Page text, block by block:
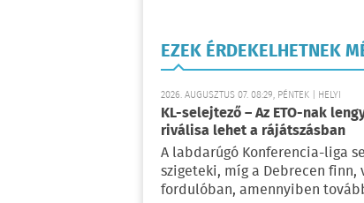
EZEK ÉRDEKELHETNEK
2026. AUGUSZTUS 07. 08:29, PÉNTEK | HELYI
KL-selejtező – Az ETO-nak
riválisa lehet a rájátszásban
A labdarúgó Konferencia-liga
szigeteki, míg a Debrecen
fordulóban, amennyiben